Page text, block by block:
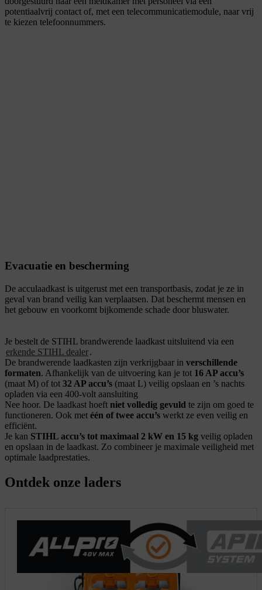
potentiaalvrij contact of, met een telecommunicatiemodule, naar vrij
te kiezen telefoonnummers.
Evacuatie en bescherming
De acculaadkast is uitgerust met een transportbasis, zodat je ze in
geval van brand veilig kan verplaatsen. Dat beschermt mensen en
het gebouw en voorkomt bijkomende schade door bluswater.
Je bestelt de STIHL brandwerende laadkast uitsluitend via een
erkende STIHL dealer.
De brandwerende laadkasten zijn verkrijgbaar in verschillende
formaten. Afhankelijk van de uitvoering kan je tot 16 AP accu’s
(maat M) of tot 32 AP accu’s (maat L) veilig opslaan en ’s nachts
opladen via een 400‑volt aansluiting
Nee hoor. De laadkast hoeft niet volledig gevuld te zijn om goed te
functioneren. Ook met één of twee accu’s werkt ze even veilig en
efficiënt.
Je kan STIHL accu’s tot maximaal 2 kW en 15 kg veilig opladen
en opslaan in de laadkast. Zo combineer je maximale veiligheid met
optimale laadprestaties.
Ontdek onze laders